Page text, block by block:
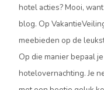
hotel acties? Mooi,
blog. Op
meebieden op de
Op die manier bepaal
hotelovernachting. Je